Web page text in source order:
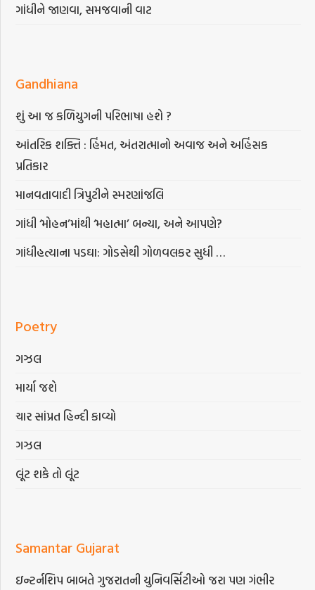
ગાંધીને જાણવા, સમજવાની વાટ
Gandhiana
શું આ જ કળિયુગની પરિભાષા હશે ?
આંતરિક શક્તિ : હિંમત, અંતરાત્માનો અવાજ અને અહિંસક
પ્રતિકાર
માનવતાવાદી ત્રિપુટીને સ્મરણાંજલિ
ગાંધી ‘મોહન’માંથી ‘મહાત્મા’ બન્યા, અને આપણે?
ગાંધીહત્યાના પડઘા: ગોડસેથી ગોળવલકર સુધી …
Poetry
ગઝલ
માર્યા જશે
ચાર સાંપ્રત હિન્દી કાવ્યો
ગઝલ
લૂંટ શકે તો લૂંટ
Samantar Gujarat
ઇન્ટર્નશિપ બાબતે ગુજરાતની યુનિવર્સિટીઓ જરા પણ ગંભીર